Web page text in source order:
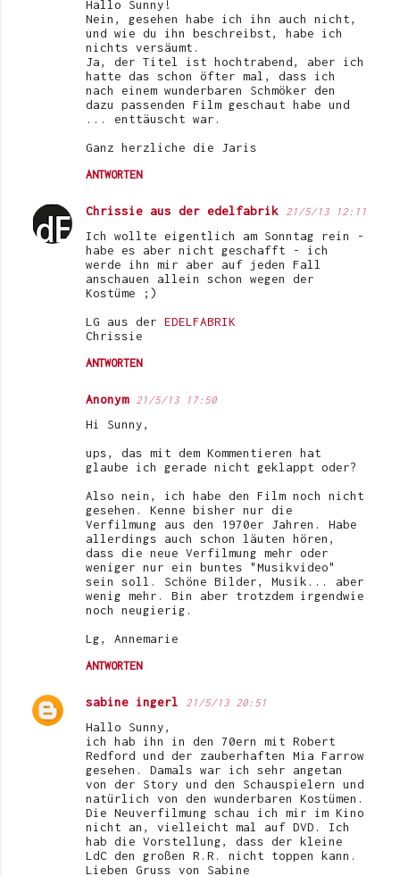
Hallo Sunny!
Nein, gesehen habe ich ihn auch nicht,
und wie du ihn beschreibst, habe ich
nichts versäumt.
Ja, der Titel ist hochtrabend, aber ich
hatte das schon öfter mal, dass ich
nach einem wunderbaren Schmöker den
dazu passenden Film geschaut habe und
... enttäuscht war.
Ganz herzliche die Jaris
ANTWORTEN
Chrissie aus der edelfabrik 21/5/13 12:11
Ich wollte eigentlich am Sonntag rein -
habe es aber nicht geschafft - ich
werde ihn mir aber auf jeden Fall
anschauen allein schon wegen der
Kostüme ;)
LG aus der EDELFABRIK
Chrissie
ANTWORTEN
Anonym 21/5/13 17:50
Hi Sunny,
ups, das mit dem Kommentieren hat
glaube ich gerade nicht geklappt oder?
Also nein, ich habe den Film noch nicht
gesehen. Kenne bisher nur die
Verfilmung aus den 1970er Jahren. Habe
allerdings auch schon läuten hören,
dass die neue Verfilmung mehr oder
weniger nur ein buntes "Musikvideo"
sein soll. Schöne Bilder, Musik... aber
wenig mehr. Bin aber trotzdem irgendwie
noch neugierig.
Lg, Annemarie
ANTWORTEN
sabine ingerl 21/5/13 20:51
Hallo Sunny,
ich hab ihn in den 70ern mit Robert
Redford und der zauberhaften Mia Farrow
gesehen. Damals war ich sehr angetan
von der Story und den Schauspielern und
natürlich von den wunderbaren Kostümen.
Die Neuverfilmung schau ich mir im Kino
nicht an, vielleicht mal auf DVD. Ich
hab die Vorstellung, dass der kleine
LdC den großen R.R. nicht toppen kann.
Lieben Gruss von Sabine